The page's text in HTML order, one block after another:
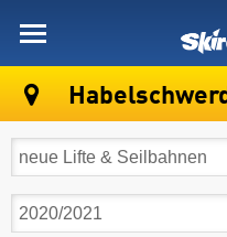
Habelschwerdter